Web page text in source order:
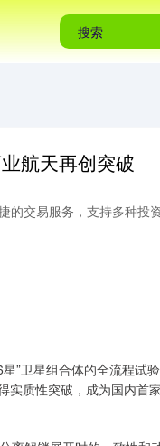
航天再创突破
交易服务，支持多种投资
”卫星组合体的全流程试
质性突破，成为国内首